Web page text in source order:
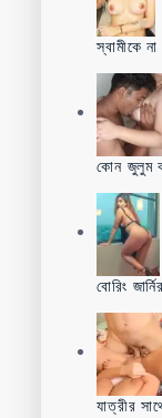
স্বামীকে
কোন জুলুম
বোরিং
যাত্রীর